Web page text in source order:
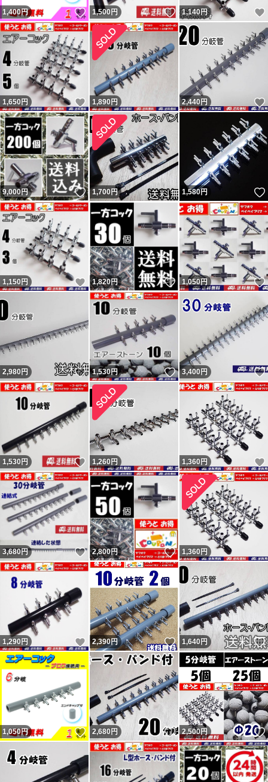
は問題なければ『普通（どちらでもない）』評価（コメン
トは良い取引が出来ました）をする人が多くて出品者から
不評だった為、『どちらでもない』の評価は2022年7月に
廃止されました。
落札後に即発送、翌日発送を要求してくる人が結構います
が事前に質問欄から確認するか他で購入してください。
主に支払手続から1～2、2～3日で発送と設定して出品
し、その通り発送しています。 翌日発送とならない場合
もあります。 勝手な要求通り発送しなかったから「気分
悪い」「誠実ではない」と悪い・どちらでもない 評価し
てきた異常者達がいたので記載しておきます。
1,400円 いいね！
1,500 円 いいね！
1,140円
1,650円 いいね！
1,890円 2,440円
9,000円 いいね！
1,700円 1,580円
1,150 円 いいね！
1,820円 いいね！
1,050円
2,980円 いいね！
1,530円 いいね！
3,400円
1,530円 いいね！
1,260円 1,360 円
3,680円 いいね！
2,800円 いいね！
1,360 円
1,290 円 いいね！
2,390円 いいね！
1,640円
1,050円 いいね！
2,680円 いいね！
2,500 円